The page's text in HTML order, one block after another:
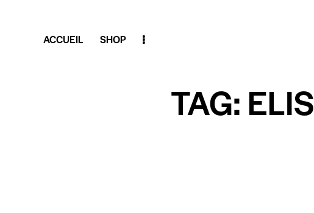
ACCUEIL SHOP
TAG: